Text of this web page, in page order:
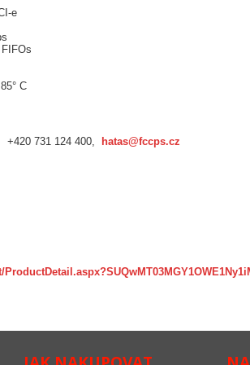
e
C
+420 731 124 400,
hatas@fccps.cz